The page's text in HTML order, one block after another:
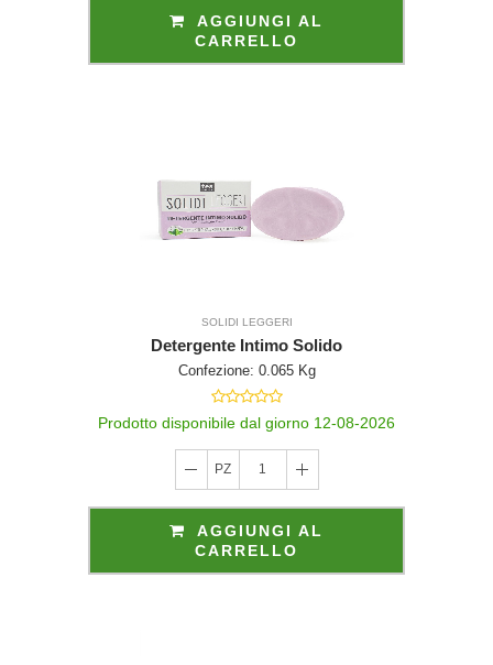
AGGIUNGI AL
CARRELLO
SOLIDI LEGGERI
Detergente Intimo Solido
Confezione: 0.065 Kg
Prodotto disponibile dal giorno 12-08-2026
PZ 1
AGGIUNGI AL
CARRELLO